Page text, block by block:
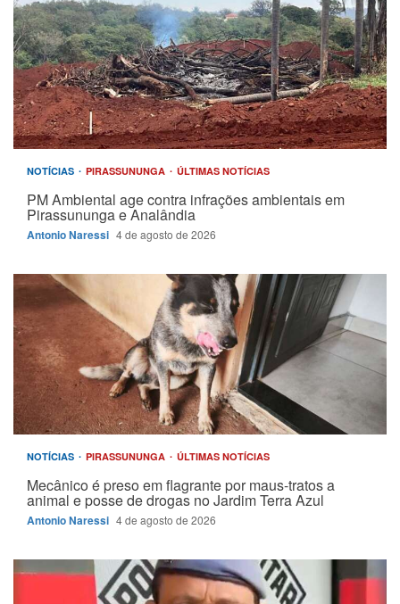
NOTÍCIAS PIRASSUNUNGA ÚLTIMAS NOTÍCIAS
PM Ambiental age contra infrações ambientais em
Pirassununga e Analândia
Antonio Naressi 4 de agosto de 2026
NOTÍCIAS PIRASSUNUNGA ÚLTIMAS NOTÍCIAS
Mecânico é preso em flagrante por maus-tratos a
animal e posse de drogas no Jardim Terra Azul
Antonio Naressi 4 de agosto de 2026